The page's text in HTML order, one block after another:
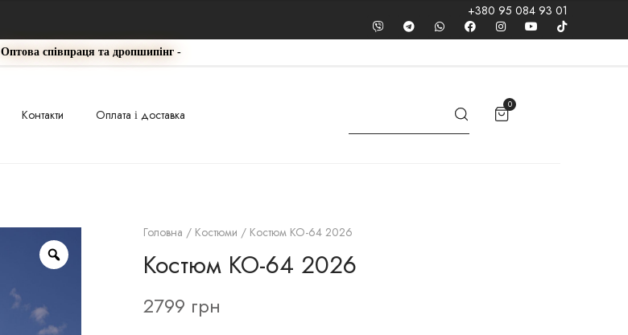
+380 95 084 93 01
співпраця та дропшипінг -
Контакти Оплата і доставка
0
Головна / Костюми / Костюм КО-64 2026
Костюм КО-64 2026
2799 грн